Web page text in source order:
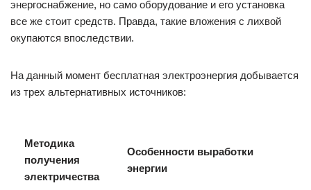
энергоснабжение, но само оборудование и его установка
все же стоит средств. Правда, такие вложения с лихвой
окупаются впоследствии.
На данный момент бесплатная электроэнергия добывается
из трех альтернативных источников:
Методика
получения
электричества
Особенности выработки
энергии